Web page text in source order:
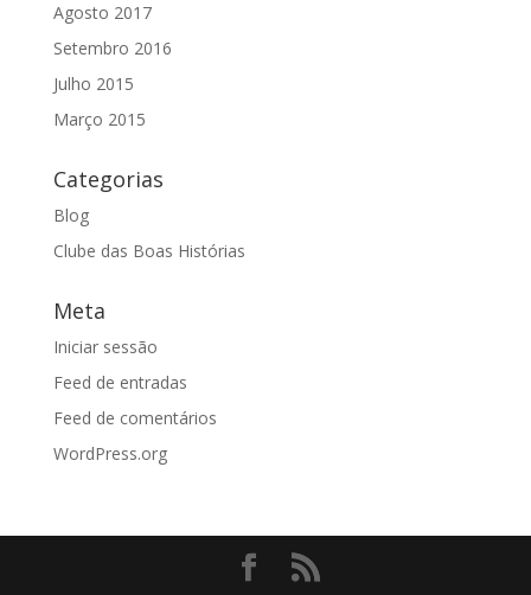
Agosto 2017
Setembro 2016
Julho 2015
Março 2015
Categorias
Blog
Clube das Boas Histórias
Meta
Iniciar sessão
Feed de entradas
Feed de comentários
WordPress.org